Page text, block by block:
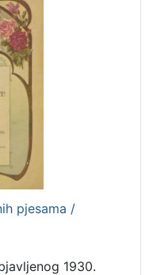
pjesama /
1930.